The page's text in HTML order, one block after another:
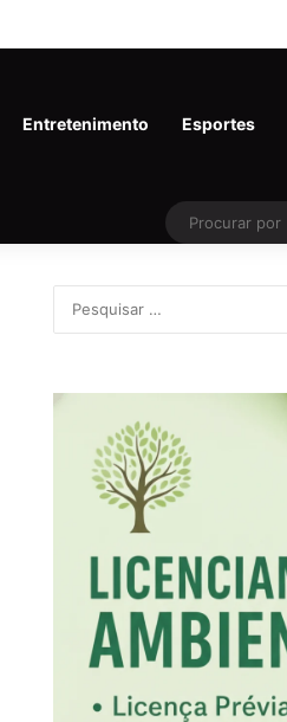
Entretenimento Esportes